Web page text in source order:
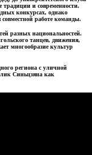
и современности.
конкурсах, однако
работе команды.
разных национальностей.
танцев, движения,
многообразие культур
региона с уличной
Синьцзяна как